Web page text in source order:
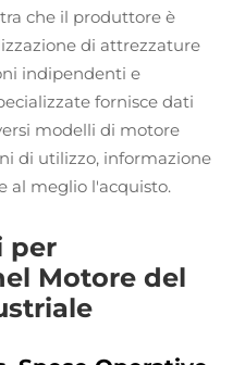
che il produttore è
di attrezzature
indipendenti e
fornisce dati
modelli di motore
di utilizzo, informazione
al meglio l'acquisto.
per
Motore del